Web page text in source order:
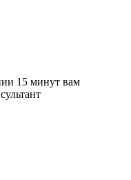
15 минут вам